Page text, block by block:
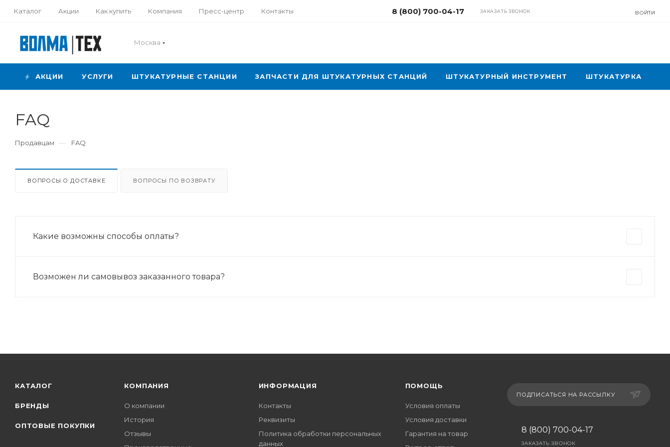
Каталог Акции Как купить Компания Пресс-центр Контакты 8 (800) 700-04-17 ЗАКАЗАТЬ ЗВОНОК ВОЙТИ
Москва
АКЦИИ УСЛУГИ ШТУКАТУРНЫЕ СТАНЦИИ ЗАПЧАСТИ ДЛЯ ШТУКАТУРНЫХ СТАНЦИЙ ШТУКАТУРНЫЙ ИНСТРУМЕНТ ШТУКАТУРКА
FAQ
Продавцам — FAQ
ВОПРОСЫ О ДОСТАВКЕ ВОПРОСЫ ПО ВОЗВРАТУ
Какие возможны способы оплаты?
Возможен ли самовывоз заказанного товара?
КАТАЛОГ
БРЕНДЫ
ОПТОВЫЕ ПОКУПКИ
КОМПАНИЯ
О компании
История
Отзывы
ИНФОРМАЦИЯ
Контакты
Реквизиты
Политика обработки персональных
данных
ПОМОЩЬ
Условия оплаты
Условия доставки
Гарантия на товар
ПОДПИСАТЬСЯ НА РАССЫЛКУ
8 (800) 700-04-17
ЗАКАЗАТЬ ЗВОНОК